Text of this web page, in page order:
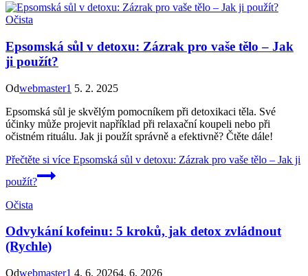
Očista
Epsomská sůl v detoxu: Zázrak pro vaše tělo – Jak
ji použít?
Odwebmaster1 5. 2. 2025
Epsomská sůl je skvělým pomocníkem při detoxikaci těla. Své
účinky může projevit například při relaxační koupeli nebo při
očistném rituálu. Jak ji použít správně a efektivně? Čtěte dále!
Přečtěte si více Epsomská sůl v detoxu: Zázrak pro vaše tělo – Jak ji
použít?
Očista
Odvykání kofeinu: 5 kroků, jak detox zvládnout
(Rychle)
Odwebmaster1 4. 6. 20264. 6. 2026